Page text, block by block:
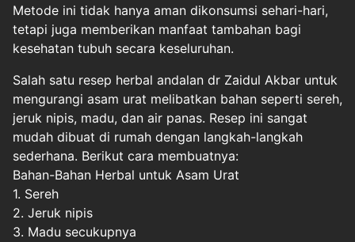
Metode ini tidak hanya aman dikonsumsi sehari-hari,
tetapi juga memberikan manfaat tambahan bagi
kesehatan tubuh secara keseluruhan.
Salah satu resep herbal andalan dr Zaidul Akbar untuk
mengurangi asam urat melibatkan bahan seperti sereh,
jeruk nipis, madu, dan air panas. Resep ini sangat
mudah dibuat di rumah dengan langkah-langkah
sederhana. Berikut cara membuatnya:
Bahan-Bahan Herbal untuk Asam Urat
1. Sereh
2. Jeruk nipis
3. Madu secukupnya